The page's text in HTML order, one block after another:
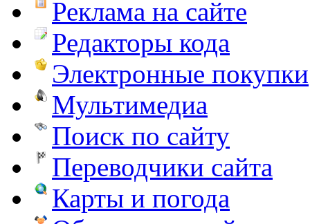
Реклама на сайте
Редакторы кода
Электронные покупки
Мультимедиа
Поиск по сайту
Переводчики сайта
Карты и погода